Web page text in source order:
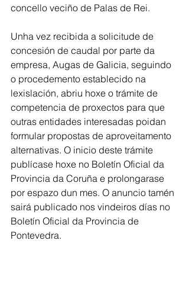
concello veciño de Palas de Rei.
Unha vez recibida a solicitude de
concesión de caudal por parte da
empresa, Augas de Galicia, seguindo
o procedemento establecido na
lexislación, abriu hoxe o trámite de
competencia de proxectos para que
outras entidades interesadas poidan
formular propostas de aproveitamento
alternativas. O inicio deste trámite
publícase hoxe no Boletín Oficial da
Provincia da Coruña e prolongarase
por espazo dun mes. O anuncio tamén
sairá publicado nos vindeiros días no
Boletín Oficial da Provincia de
Pontevedra.